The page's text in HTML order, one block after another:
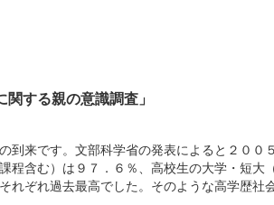
関する親の意識調査」
到来です。文部科学省の発表によると２００
程含む）は９７．６％、高校生の大学・短大
れぞれ過去最高でした。そのような高学歴社